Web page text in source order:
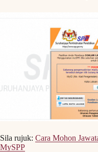
Sila rujuk: Cara Mohon
MySPP